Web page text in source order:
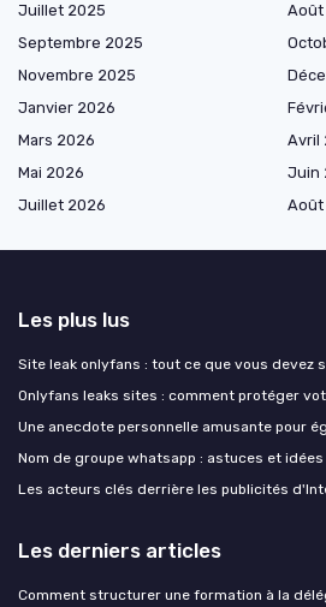
Juillet 2025
Août
Septembre 2025
Novembre 2025
Janvier 2026
Mars 2026
Avril
Mai 2026
Juin
Juillet 2026
Août
Les plus lus
Site leak onlyfans : tout ce que vous devez
Onlyfans leaks sites : comment protéger
Une anecdote personnelle amusante pour
Nom de groupe whatsapp : astuces et
Les acteurs clés derrière les publicités
Les derniers articles
Comment structurer une formation à la